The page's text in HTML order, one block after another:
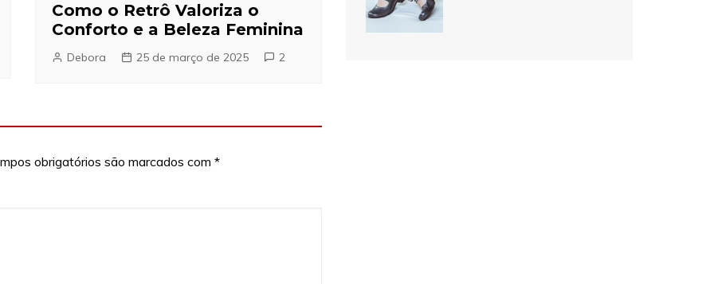
Como o Retrô Valoriza o
Conforto e a Beleza Feminina
Debora 25 de março de 2025 2
obrigatórios são marcados com *